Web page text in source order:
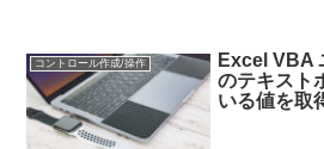
コントロール作成/操作
Excel VBA
のテキスト
いる値を取